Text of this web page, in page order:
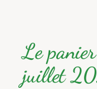
Le
juillet